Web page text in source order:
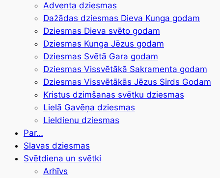
Adventa dziesmas
Dažādas dziesmas Dieva Kunga godam
Dziesmas Dieva svēto godam
Dziesmas Kunga Jēzus godam
Dziesmas Svētā Gara godam
Dziesmas Vissvētākā Sakramenta godam
Dziesmas Vissvētākās Jēzus Sirds Godam
Kristus dzimšanas svētku dziesmas
Lielā Gavēņa dziesmas
Lieldienu dziesmas
Par…
Slavas dziesmas
Svētdiena un svētki
Arhīvs